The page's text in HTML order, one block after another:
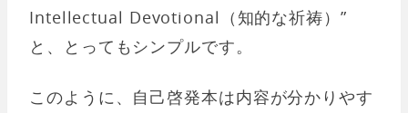
Intellectual Devotional（知的な祈祷）”
と、とってもシンプルです。
このように、自己啓発本は内容が分かりやす